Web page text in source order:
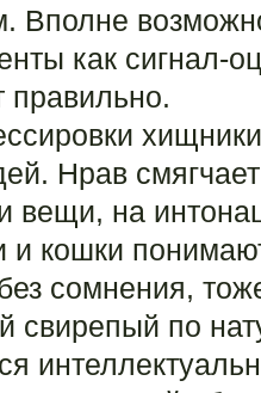
Вполне
как сигнал-
правильно.
Нрав
вещи, на
и кошки
сомнения,
свирепый по